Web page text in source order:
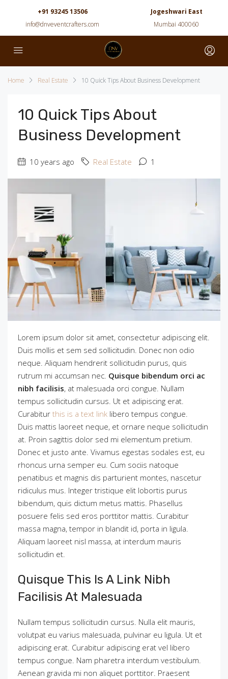
+91 93245 13506
info@dnveventcrafters.com
Jogeshwari East
Mumbai 400060
Home Real Estate 10 Quick Tips About Business Development
10 Quick Tips About
Business Development
10 years ago Real Estate 1
Lorem ipsum dolor sit amet, consectetur adipiscing elit.
Duis mollis et sem sed sollicitudin. Donec non odio
neque. Aliquam hendrerit sollicitudin purus, quis
rutrum mi accumsan nec. Quisque bibendum orci ac
nibh facilisis, at malesuada orci congue. Nullam
tempus sollicitudin cursus. Ut et adipiscing erat.
Curabitur this is a text link libero tempus congue.
Duis mattis laoreet neque, et ornare neque sollicitudin
at. Proin sagittis dolor sed mi elementum pretium.
Donec et justo ante. Vivamus egestas sodales est, eu
rhoncus urna semper eu. Cum sociis natoque
penatibus et magnis dis parturient montes, nascetur
ridiculus mus. Integer tristique elit lobortis purus
bibendum, quis dictum metus mattis. Phasellus
posuere felis sed eros porttitor mattis. Curabitur
massa magna, tempor in blandit id, porta in ligula.
Aliquam laoreet nisl massa, at interdum mauris
sollicitudin et.
Quisque This Is A Link Nibh
Facilisis At Malesuada
Nullam tempus sollicitudin cursus. Nulla elit mauris,
volutpat eu varius malesuada, pulvinar eu ligula. Ut et
adipiscing erat. Curabitur adipiscing erat vel libero
tempus congue. Nam pharetra interdum vestibulum.
Aenean gravida mi non aliquet porttitor. Praesent